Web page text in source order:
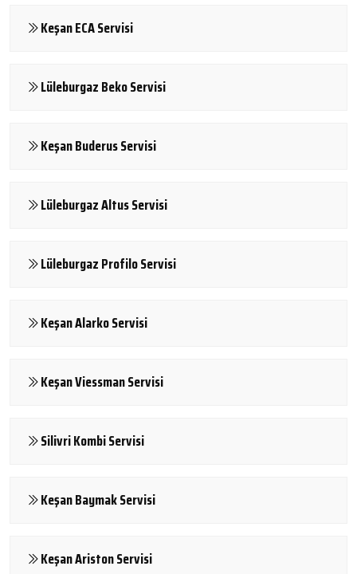
Keşan ECA Servisi
Lüleburgaz Beko Servisi
Keşan Buderus Servisi
Lüleburgaz Altus Servisi
Lüleburgaz Profilo Servisi
Keşan Alarko Servisi
Keşan Viessman Servisi
Silivri Kombi Servisi
Keşan Baymak Servisi
Keşan Ariston Servisi